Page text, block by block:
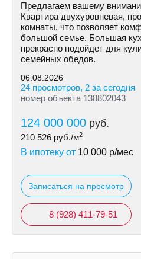
Предлагаем вашему
Квартира двухуровневая,
комнаты, что позволяет
большой семье. Большая
прекрасно подойдет для
семейных обедов.
06.08.2026
24 просмотров, 2 за сегодня
номер объекта 138802043
124 000 000 руб.
210 526 руб./м2
В ипотеку от 10 000 р/мес
Записаться на просмотр
8 (928) 411-79-51